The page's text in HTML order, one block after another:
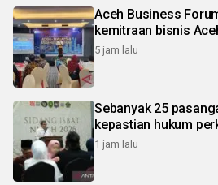
Aceh Business
kemitraan bisnis
5 jam lalu
Sebanyak 25
kepastian hukum
1 jam lalu